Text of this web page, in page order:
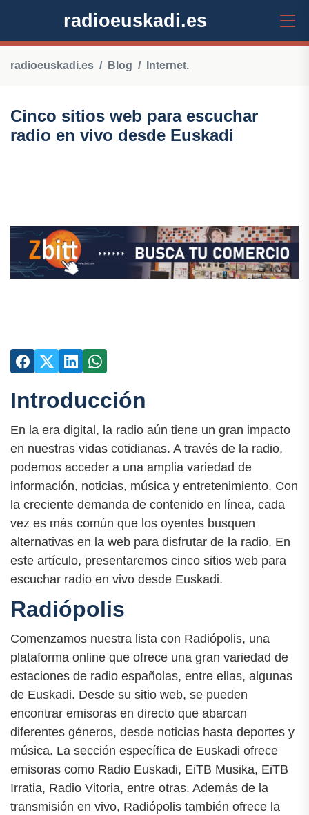
radioeuskadi.es
radioeuskadi.es Blog Internet.
Cinco sitios web para escuchar
radio en vivo desde Euskadi
Introducción
En la era digital, la radio aún tiene un gran impacto
en nuestras vidas cotidianas. A través de la radio,
podemos acceder a una amplia variedad de
información, noticias, música y entretenimiento. Con
la creciente demanda de contenido en línea, cada
vez es más común que los oyentes busquen
alternativas en la web para disfrutar de la radio. En
este artículo, presentaremos cinco sitios web para
escuchar radio en vivo desde Euskadi.
Radiópolis
Comenzamos nuestra lista con Radiópolis, una
plataforma online que ofrece una gran variedad de
estaciones de radio españolas, entre ellas, algunas
de Euskadi. Desde su sitio web, se pueden
encontrar emisoras en directo que abarcan
diferentes géneros, desde noticias hasta deportes y
música. La sección específica de Euskadi ofrece
emisoras como Radio Euskadi, EiTB Musika, EiTB
Irratia, Radio Vitoria, entre otras. Además de la
transmisión en vivo, Radiópolis también ofrece la